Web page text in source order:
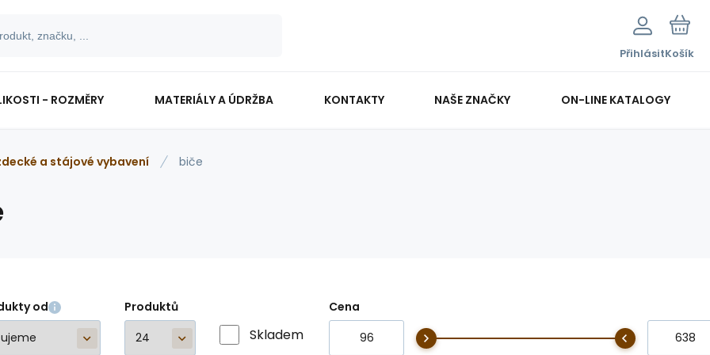
PřihlásitKošík
- ROZMĚRY MATERIÁLY A ÚDRŽBA KONTAKTY NAŠE ZNAČKY ON-LINE KATALOGY
a stájové vybavení biče
od Produktů
Skladem
Cena